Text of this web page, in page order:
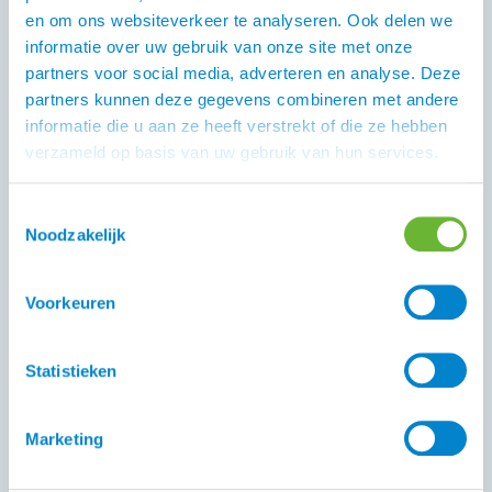
en om ons websiteverkeer te analyseren. Ook delen we
informatie over uw gebruik van onze site met onze
partners voor social media, adverteren en analyse. Deze
partners kunnen deze gegevens combineren met andere
informatie die u aan ze heeft verstrekt of die ze hebben
verzameld op basis van uw gebruik van hun services.
Noodzakelijk
Voorkeuren
Statistieken
Marketing
shire. Maar ook in diverse kleuren.
Niet altijd is een eczeemdeken noodzakelijk
De aanpak van SME begint bij een gezonde darm, door
een passend rantsoen, geen stress en tal van andere
factoren. Je leest er over op onzeZomereczeem Blog
Zomereczeem Advies
kennis bij het Atorka Team. Heb je een vraag, neem dan
contactop met onze klantenservice, het
Via onze Zomereczeem Advies Nieuwsbrief wordt je
verrast met leuke aanbiedingen en interessante deals.